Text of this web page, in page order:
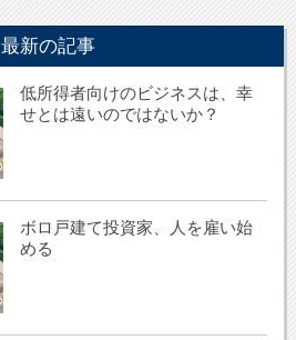
最新の記事
低所得者向けのビジネスは、幸
せとは遠いのではないか？
ボロ戸建て投資家、人を雇い始
める